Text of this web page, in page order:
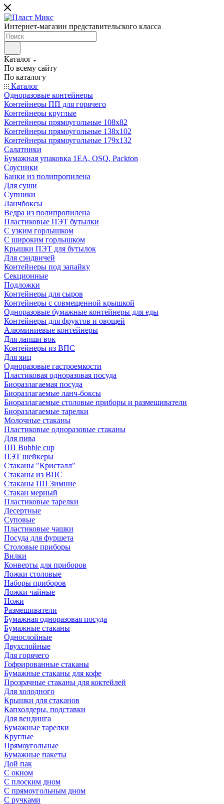
Интернет-магазин представительского класса
Каталог
По всему сайту
По каталогу
Каталог
Одноразовые контейнеры
Контейнеры ПП для горячего
Контейнеры круглые
Контейнеры прямоугольные 108х82
Контейнеры прямоугольные 138х102
Контейнеры прямоугольные 179х132
Салатники
Бумажная упаковка 1ЕА, OSQ, Packton
Соусники
Банки из полипропилена
Для суши
Супники
Ланчбоксы
Ведра из полипропилена
Пластиковые ПЭТ бутылки
С узким горлышком
С широким горлышком
Крышки ПЭТ для бутылок
Для сэндвичей
Контейнеры под запайку
Секционные
Подложки
Контейнеры для сыров
Контейнеры с совмещенной крышкой
Одноразовые бумажные контейнеры для еды
Контейнеры для фруктов и овощей
Алюминиевые контейнеры
Для лапши вок
Контейнеры из ВПС
Для яиц
Одноразовые гастроемкости
Пластиковая одноразовая посуда
Биоразлагаемая посуда
Биоразлагаемые ланч-боксы
Биоразлагаемые столовые приборы и размешиватели
Биоразлагаемые тарелки
Молочные стаканы
Пластиковые одноразовые стаканы
Для пива
ПП Bubble cup
ПЭТ шейкеры
Стаканы "Кристалл"
Стаканы из ВПС
Стаканы ПП Зимние
Стакан мерный
Пластиковые тарелки
Десертные
Суповые
Пластиковые чашки
Посуда для фуршета
Столовые приборы
Вилки
Конверты для приборов
Ложки столовые
Наборы приборов
Ложки чайные
Ножи
Размешиватели
Бумажная одноразовая посуда
Бумажные стаканы
Однослойные
Двухслойные
Для горячего
Гофрированные стаканы
Бумажные стаканы для кофе
Прозрачные стаканы для коктейлей
Для холодного
Крышки для стаканов
Капхолдеры, подставки
Для вендинга
Бумажные тарелки
Круглые
Прямоугольные
Бумажные пакеты
Дой пак
С окном
С плоским дном
С прямоугольным дном
С ручками